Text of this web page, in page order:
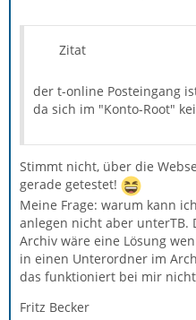
Zitat
der t-online Posteingang
da sich im "Konto-Root"
Stimmt nicht, über die
gerade getestet!
Meine Frage: warum kann
anlegen nicht aber unterTB.
Archiv wäre eine Lösung
in einen Unterordner im
das funktioniert bei mir
Fritz Becker